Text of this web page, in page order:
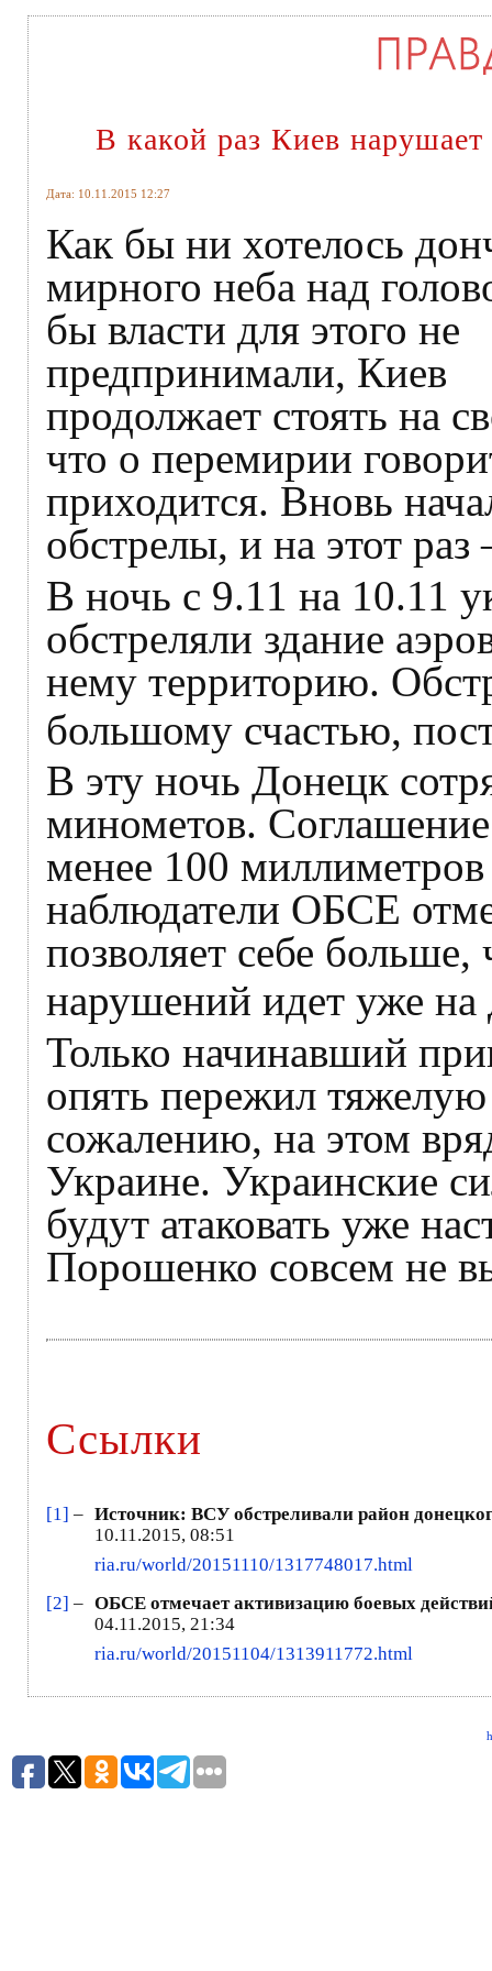
В какой раз Киев
Дата: 10.11.2015 12:27
Как бы ни хотелось
мирного неба над
бы власти для этого не
предпринимали, Киев
продолжает стоять на
что о перемирии
приходится. Вновь
обстрелы, и на этот раз
В ночь с 9.11 на 10.11
обстреляли здание
нему территорию.
большому счастью,
В эту ночь Донецк
минометов.
менее 100
наблюдатели ОБСЕ
позволяет себе
нарушений идет уже на
Только начинавший
опять пережил
сожалению, на этом
Украине. Украинские
будут атаковать уже
Порошенко совсем не
Ссылки
[1] – Источник: ВСУ обстреливали район
10.11.2015, 08:51
ria.ru/world/20151110/1317748017.html
[2] – ОБСЕ отмечает активизацию боевых
04.11.2015, 21:34
ria.ru/world/20151104/1313911772.html